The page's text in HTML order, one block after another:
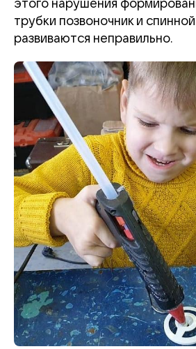
этого нарушения
трубки позвоночник и
развиваются неправильно.